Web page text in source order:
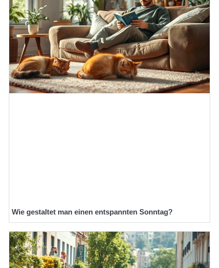
Wie gestaltet man einen entspannten Sonntag?